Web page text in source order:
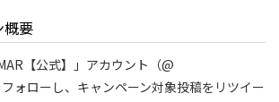
要
【公式】」アカウント（@
ォローし、キャンペーン対象投稿をリツイー